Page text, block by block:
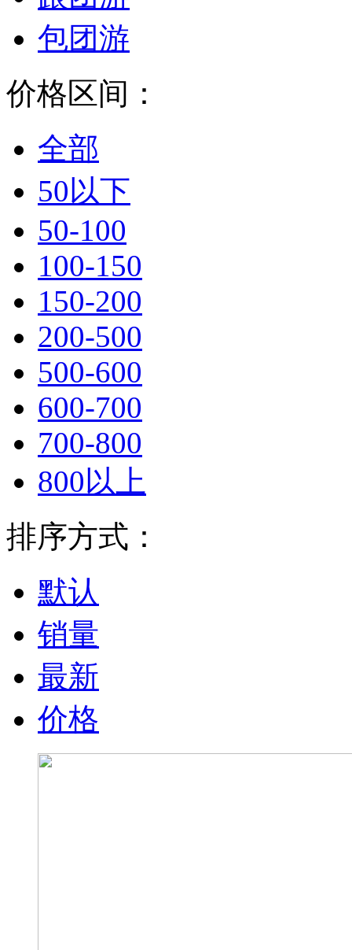
包团游
价格区间：
全部
50以下
50-100
100-150
150-200
200-500
500-600
600-700
700-800
800以上
排序方式：
默认
销量
最新
价格